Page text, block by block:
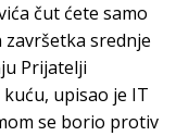
čut ćete samo
završetka srednje
Prijatelji
upisao je IT
se borio protiv